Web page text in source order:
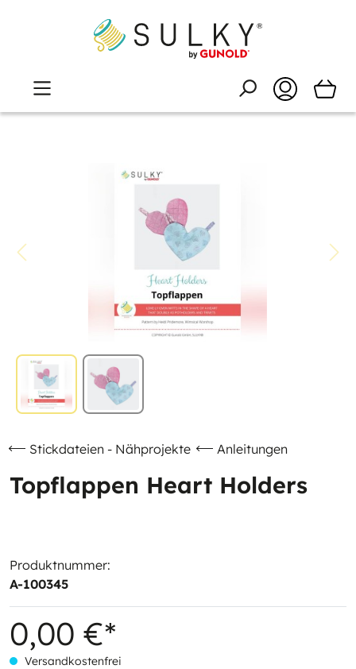
Stickdateien - Nähprojekte Anleitungen
Topflappen Heart Holders
Produktnummer:
A-100345
0,00 €*
Versandkostenfrei